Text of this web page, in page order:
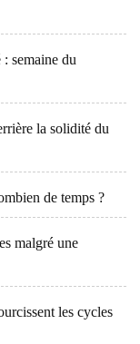
: semaine du
la solidité du
de temps ?
malgré une
les cycles